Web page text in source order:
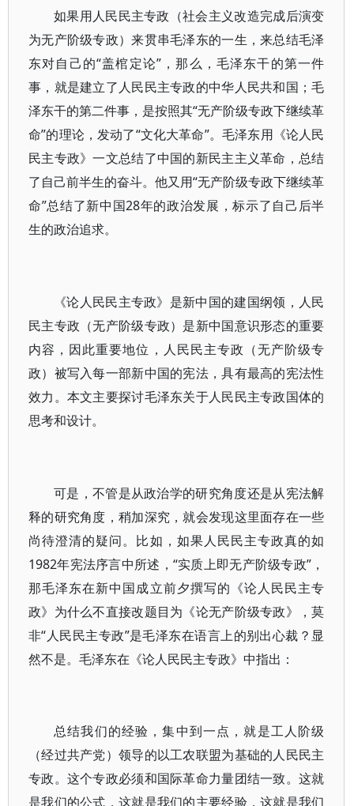
如果用人民民主专政（社会主义改造完成后演变
为无产阶级专政）来贯串毛泽东的一生，来总结毛泽
东对自己的“盖棺定论”，那么，毛泽东干的第一件
事，就是建立了人民民主专政的中华人民共和国；毛
泽东干的第二件事，是按照其“无产阶级专政下继续革
命”的理论，发动了“文化大革命”。毛泽东用《论人民
民主专政》一文总结了中国的新民主主义革命，总结
了自己前半生的奋斗。他又用“无产阶级专政下继续革
命”总结了新中国28年的政治发展，标示了自己后半
生的政治追求。
《论人民民主专政》是新中国的建国纲领，人民
民主专政（无产阶级专政）是新中国意识形态的重要
内容，因此重要地位，人民民主专政（无产阶级专
政）被写入每一部新中国的宪法，具有最高的宪法性
效力。本文主要探讨毛泽东关于人民民主专政国体的
思考和设计。
可是，不管是从政治学的研究角度还是从宪法解
释的研究角度，稍加深究，就会发现这里面存在一些
尚待澄清的疑问。比如，如果人民民主专政真的如
1982年宪法序言中所述，“实质上即无产阶级专政”，
那毛泽东在新中国成立前夕撰写的《论人民民主专
政》为什么不直接改题目为《论无产阶级专政》，莫
非“人民民主专政”是毛泽东在语言上的别出心裁？显
然不是。毛泽东在《论人民民主专政》中指出：
总结我们的经验，集中到一点，就是工人阶级
（经过共产党）领导的以工农联盟为基础的人民民主
专政。这个专政必须和国际革命力量团结一致。这就
是我们的公式，这就是我们的主要经验，这就是我们